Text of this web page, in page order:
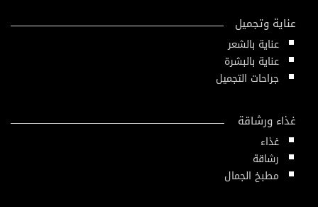
عناية وتجميل
عناية بالشعر
عناية بالبشرة
جراحات التجميل
غذاء ورشاقة
غذاء
رشاقة
مطبخ الجمال